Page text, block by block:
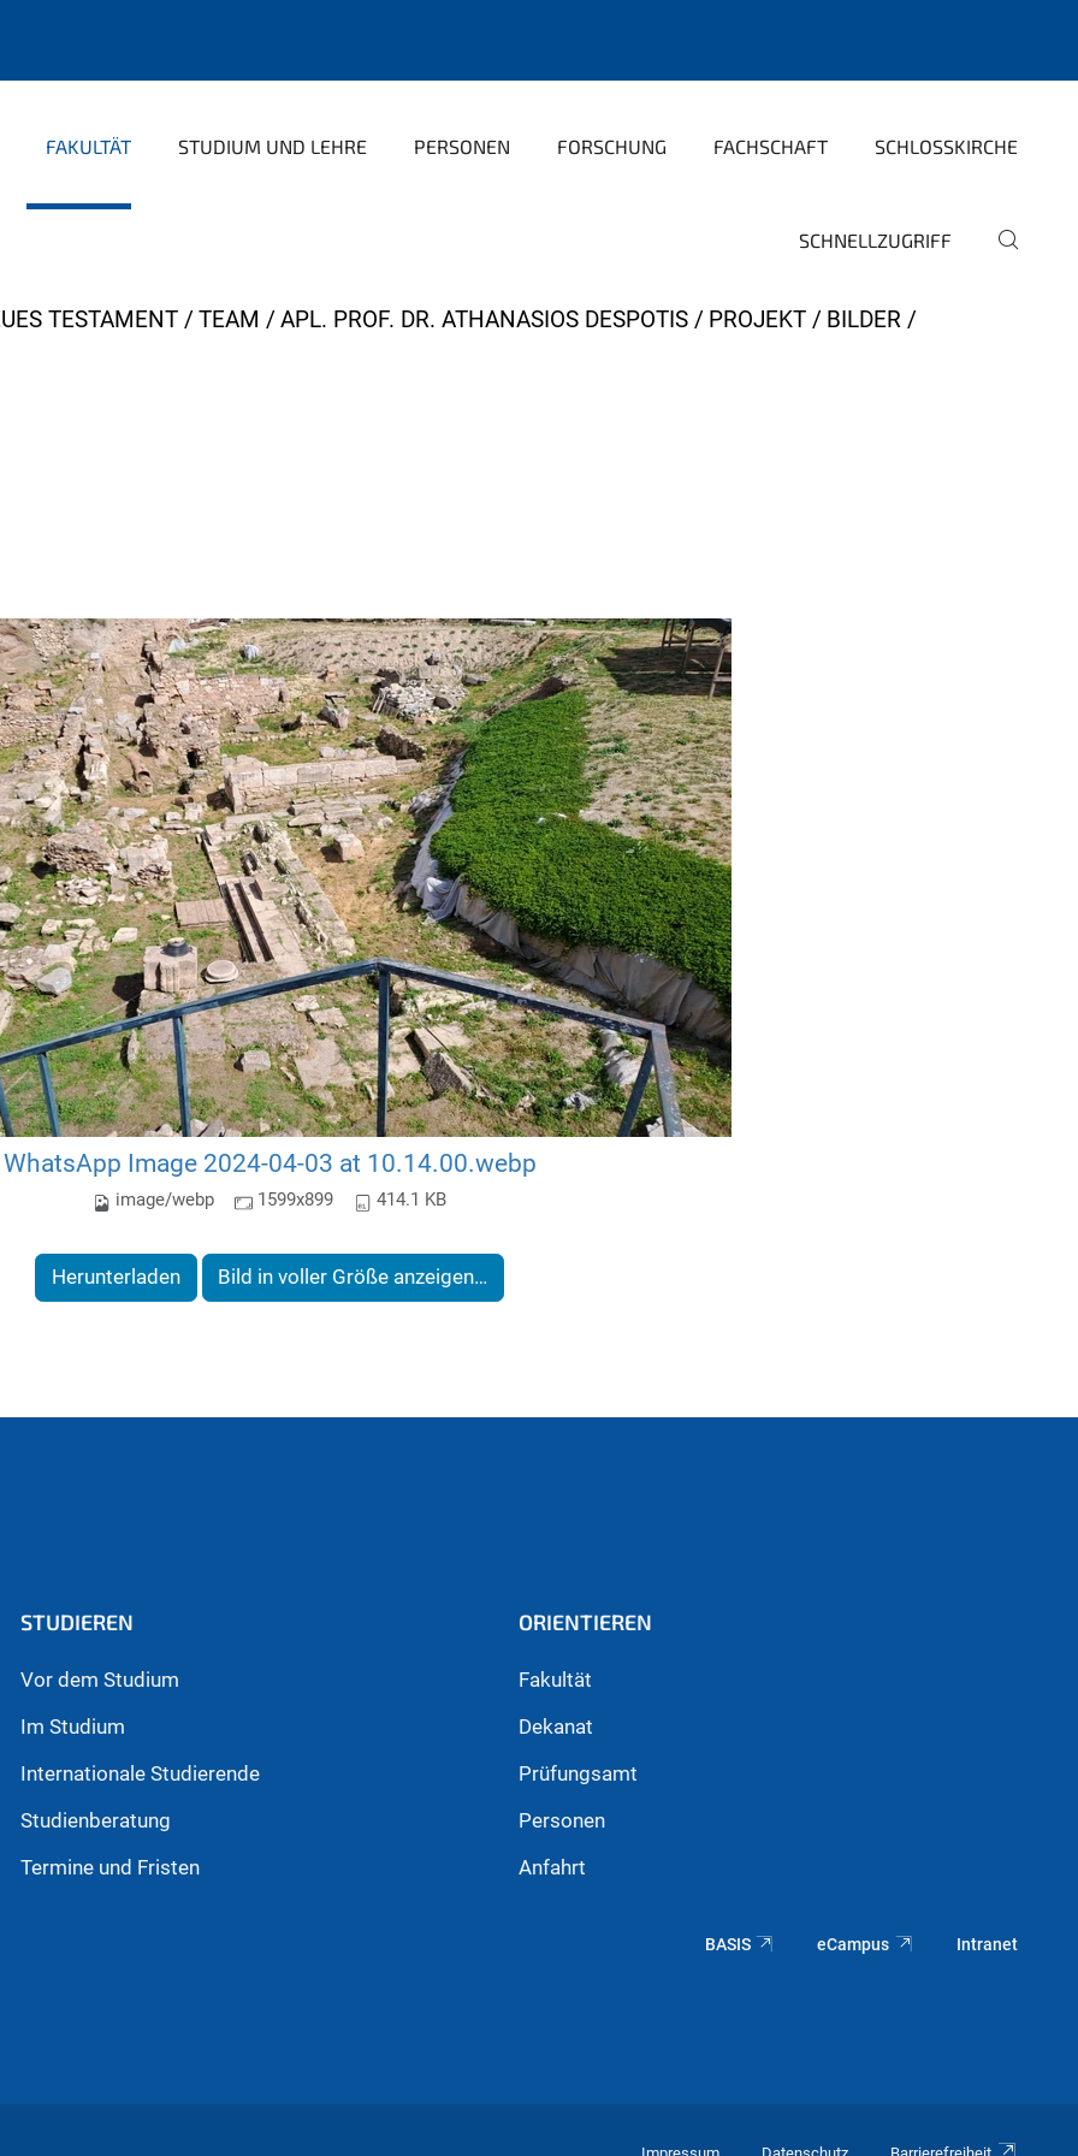
FAKULTÄT STUDIUM UND LEHRE PERSONEN FORSCHUNG FACHSCHAFT SCHLOSSKIRCHE
SCHNELLZUGRIFF
TESTAMENT TEAM APL. PROF. DR. ATHANASIOS DESPOTIS PROJEKT
BILDER
WhatsApp Image 2024-04-03 at 10.14.00.webp
image/webp 1599x899 414.1 KB
Herunterladen Bild in voller Größe anzeigen…
STUDIEREN
Vor dem Studium
Im Studium
Internationale Studierende
Studienberatung
Termine und Fristen
ORIENTIEREN
Fakultät
Dekanat
Prüfungsamt
Personen
Anfahrt
BASIS eCampus Intranet